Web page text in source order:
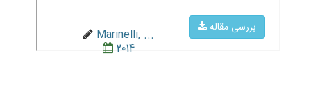
بررسی مقاله
Marinelli, ...
2014